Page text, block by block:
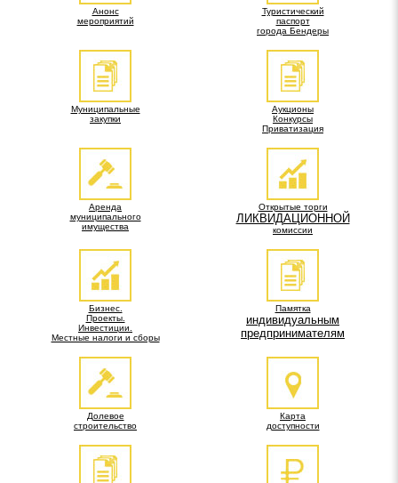
Анонс
мероприятий
Туристический
паспорт
города Бендеры
Муниципальные
закупки
Аукционы
Конкурсы
Приватизация
Аренда
муниципального
имущества
Открытые торги
ЛИКВИДАЦИОННОЙ
комиссии
Бизнес.
Проекты.
Инвестиции.
Местные налоги и сборы
Памятка
индивидуальным
предпринимателям
Долевое
строительство
Карта
доступности